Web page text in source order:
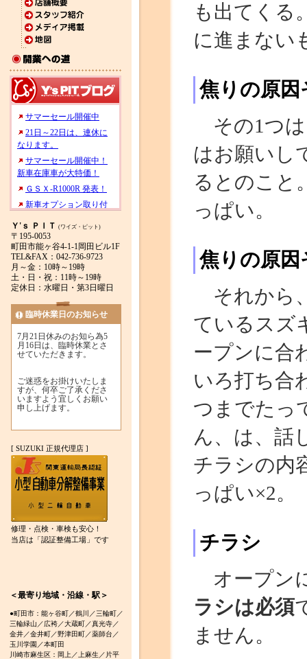
も出てくる
に進まない
焦りの原因
その1つは
はお願いし
るとのこと
っぱい。
焦りの原因
それから
ているスズ
ープンに合
いろ打ち合
つまでたっ
ん、は、話
チラシの内
っぱい×2。
チラシ
オープン
ラシは必須
ません。
Ｙ'ｓ ＰＩＴ (ワイズ・ピット)
〒195-0053
町田市能ヶ谷4-1-1岡田ビル1F
TEL&FAX：042-736-9723
月～金：10時～19時
土・日・祝：11時～19時
定休日：水曜日・第3日曜日
臨時休業日のお知らせ
7月21日休みのお知ら為5
月16日は、臨時休業とさ
せていただきます。
ご迷惑をお掛けいたしま
すが、何卒ご了承くださ
いますよう宜しくお願い
申し上げます。
[ SUZUKI 正規代理店 ]
修理・点検・車検も安心！
当店は「認証整備工場」です
＜最寄り地域・沿線・駅＞
●町田市：能ヶ谷町／鶴川／三輪町／
三輪緑山／広袴／大蔵町／真光寺／
金井／金井町／野津田町／薬師台／
玉川学園／本町田
川崎市麻生区：岡上／上麻生／片平